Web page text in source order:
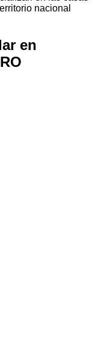
nacional
en